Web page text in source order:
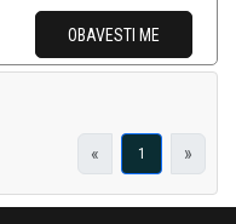
OBAVESTI ME
« 1 »